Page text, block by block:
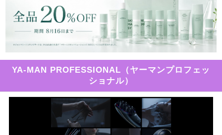
YA-MAN PROFESSIONAL（ヤーマンプロフェッ
ショナル）